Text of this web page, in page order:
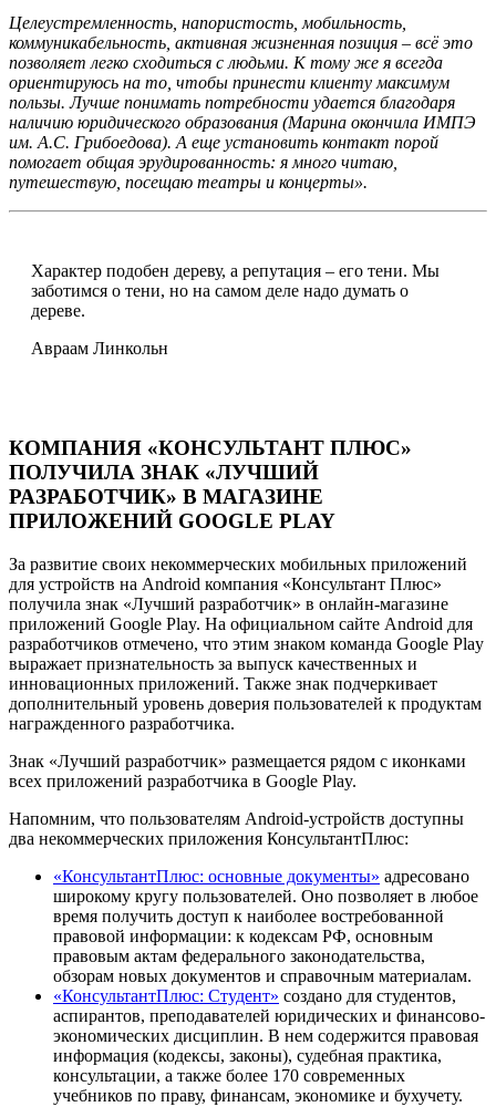
Целеустремленность, напористость, мобильность,
коммуникабельность, активная жизненная позиция – всё это
позволяет легко сходиться с людьми. К тому же я всегда
ориентируюсь на то, чтобы принести клиенту максимум
пользы. Лучше понимать потребности удается благодаря
наличию юридического образования (Марина окончила ИМПЭ
им. А.С. Грибоедова). А еще установить контакт порой
помогает общая эрудированность: я много читаю,
путешествую, посещаю театры и концерты».
Характер подобен дереву, а репутация – его тени. Мы
заботимся о тени, но на самом деле надо думать о
дереве.
Авраам Линкольн
КОМПАНИЯ «КОНСУЛЬТАНТ ПЛЮС»
ПОЛУЧИЛА ЗНАК «ЛУЧШИЙ
РАЗРАБОТЧИК» В МАГАЗИНЕ
ПРИЛОЖЕНИЙ GOOGLE PLAY
За развитие своих некоммерческих мобильных приложений
для устройств на Android компания «Консультант Плюс»
получила знак «Лучший разработчик» в онлайн-магазине
приложений Google Play. На официальном сайте Android для
разработчиков отмечено, что этим знаком команда Google Play
выражает признательность за выпуск качественных и
инновационных приложений. Также знак подчеркивает
дополнительный уровень доверия пользователей к продуктам
награжденного разработчика.
Знак «Лучший разработчик» размещается рядом с иконками
всех приложений разработчика в Google Play.
Напомним, что пользователям Android-устройств доступны
два некоммерческих приложения КонсультантПлюс:
«КонсультантПлюс: основные документы» адресовано
широкому кругу пользователей. Оно позволяет в любое
время получить доступ к наиболее востребованной
правовой информации: к кодексам РФ, основным
правовым актам федерального законодательства,
обзорам новых документов и справочным материалам.
«КонсультантПлюс: Студент» создано для студентов,
аспирантов, преподавателей юридических и финансово-
экономических дисциплин. В нем содержится правовая
информация (кодексы, законы), судебная практика,
консультации, а также более 170 современных
учебников по праву, финансам, экономике и бухучету.